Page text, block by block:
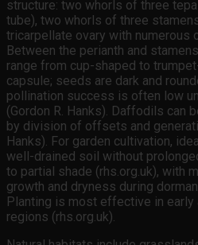
structure: two whorls of three
tube), two whorls of three
tricarpellate ovary with numerous
Between the perianth and
range from cup-shaped to
capsule; seeds are dark and
pollination success is often low
(Gordon R. Hanks). Daffodils can
by division of offsets and
Hanks). For garden cultivation,
well-drained soil without
to partial shade (rhs.org.uk), with
growth and dryness during
Planting is most effective in early
regions (rhs.org.uk).